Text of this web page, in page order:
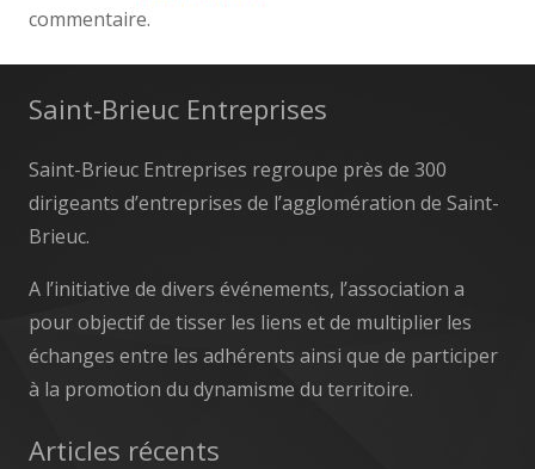
commentaire.
Saint-Brieuc Entreprises
Saint-Brieuc Entreprises regroupe près de 300
dirigeants d’entreprises de l’agglomération de Saint-
Brieuc.
A l’initiative de divers événements, l’association a
pour objectif de tisser les liens et de multiplier les
échanges entre les adhérents ainsi que de participer
à la promotion du dynamisme du territoire.
Articles récents